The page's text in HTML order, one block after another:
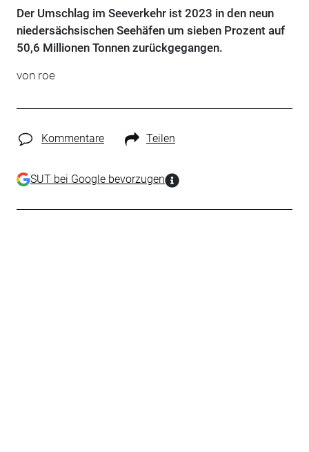
Der Umschlag im Seeverkehr ist 2023 in den neun
niedersächsischen Seehäfen um sieben Prozent auf
50,6 Millionen Tonnen zurückgegangen.
von roe
Kommentare Teilen
SUT bei Google bevorzugen